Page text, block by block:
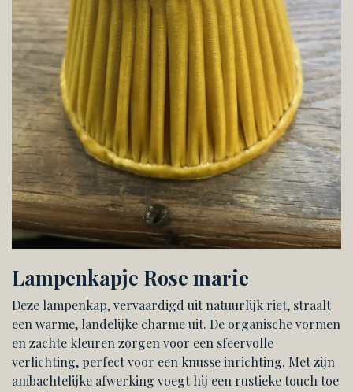
Lampenkapje Rose marie
Deze lampenkap, vervaardigd uit natuurlijk riet, straalt
een warme, landelijke charme uit. De organische vormen
en zachte kleuren zorgen voor een sfeervolle
verlichting, perfect voor een knusse inrichting. Met zijn
ambachtelijke afwerking voegt hij een rustieke touch toe